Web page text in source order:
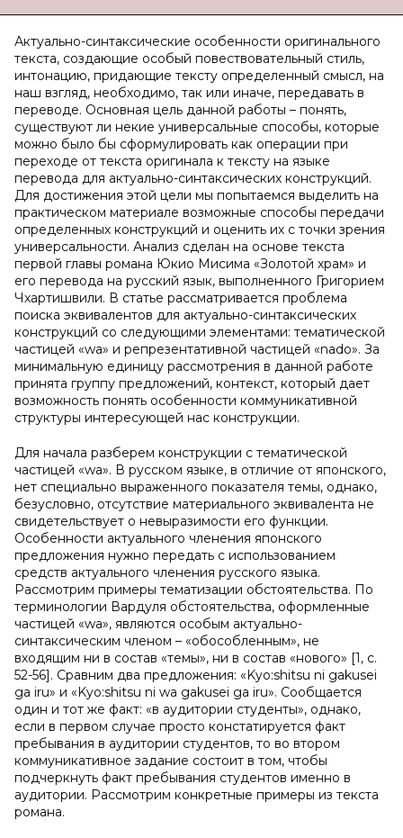
Актуально-синтаксические особенности оригинального
текста, создающие особый повествовательный стиль,
интонацию, придающие тексту определенный смысл, на
наш взгляд, необходимо, так или иначе, передавать в
переводе. Основная цель данной работы – понять,
существуют ли некие универсальные способы, которые
можно было бы сформулировать как операции при
переходе от текста оригинала к тексту на языке
перевода для актуально-синтаксических конструкций.
Для достижения этой цели мы попытаемся выделить на
практическом материале возможные способы передачи
определенных конструкций и оценить их с точки зрения
универсальности. Анализ сделан на основе текста
первой главы романа Юкио Мисима «Золотой храм» и
его перевода на русский язык, выполненного Григорием
Чхартишвили. В статье рассматривается проблема
поиска эквивалентов для актуально-синтаксических
конструкций со следующими элементами: тематической
частицей «wa» и репрезентативной частицей «nado». За
минимальную единицу рассмотрения в данной работе
принята группу предложений, контекст, который дает
возможность понять особенности коммуникативной
структуры интересующей нас конструкции.
Для начала разберем конструкции с тематической
частицей «wa». В русском языке, в отличие от японского,
нет специально выраженного показателя темы, однако,
безусловно, отсутствие материального эквивалента не
свидетельствует о невыразимости его функции.
Особенности актуального членения японского
предложения нужно передать с использованием
средств актуального членения русского языка.
Рассмотрим примеры тематизации обстоятельства. По
терминологии Вардуля обстоятельства, оформленные
частицей «wa», являются особым актуально-
синтаксическим членом – «обособленным», не
входящим ни в состав «темы», ни в состав «нового» [1, с.
52-56]. Сравним два предложения: «Kyo:shitsu ni gakusei
ga iru» и «Kyo:shitsu ni wa gakusei ga iru». Сообщается
один и тот же факт: «в аудитории студенты», однако,
если в первом случае просто констатируется факт
пребывания в аудитории студентов, то во втором
коммуникативное задание состоит в том, чтобы
подчеркнуть факт пребывания студентов именно в
аудитории. Рассмотрим конкретные примеры из текста
романа.